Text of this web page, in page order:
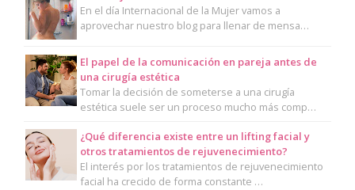
En el día Internacional de la Mujer vamos a
aprovechar nuestro blog para llenar de mensa…
El papel de la comunicación en pareja antes de
una cirugía estética
Tomar la decisión de someterse a una cirugía
estética suele ser un proceso mucho más comp…
¿Qué diferencia existe entre un lifting facial y
otros tratamientos de rejuvenecimiento?
El interés por los tratamientos de rejuvenecimiento
facial ha crecido de forma constante …